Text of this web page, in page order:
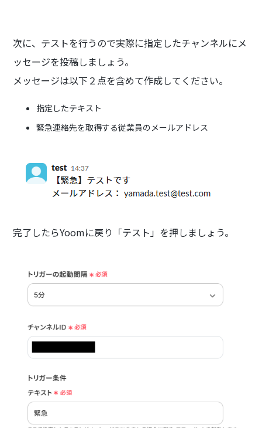
次に、テストを行うので実際に指定したチャンネルにメ
ッセージを投稿しましょう。
メッセージは以下２点を含めて作成してください。
指定したテキスト
緊急連絡先を取得する従業員のメールアドレス
完了したらYoomに戻り「テスト」を押しましょう。